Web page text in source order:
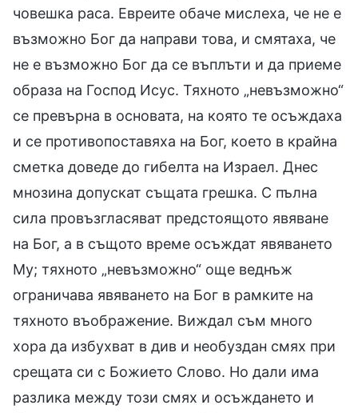
човешка раса. Евреите обаче мислеха, че не е
възможно Бог да направи това, и смятаха, че
не е възможно Бог да се въплъти и да приеме
образа на Господ Исус. Тяхното „невъзможно“
се превърна в основата, на която те осъждаха
и се противопоставяха на Бог, което в крайна
сметка доведе до гибелта на Израел. Днес
мнозина допускат същата грешка. С пълна
сила провъзгласяват предстоящото явяване
на Бог, а в същото време осъждат явяването
Му; тяхното „невъзможно“ още веднъж
ограничава явяването на Бог в рамките на
тяхното въображение. Виждал съм много
хора да избухват в див и необуздан смях при
срещата си с Божието Слово. Но дали има
разлика между този смях и осъждането и